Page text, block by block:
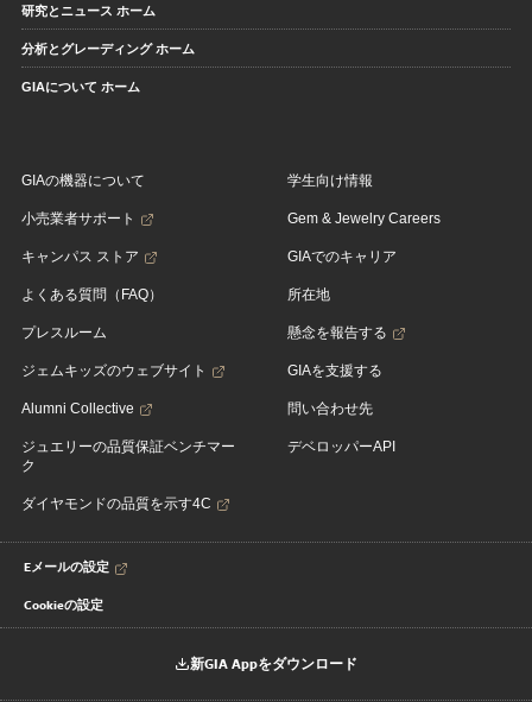
研究とニュース ホーム
分析とグレーディング ホーム
GIAについて ホーム
GIAの機器について
小売業者サポート
キャンパス ストア
よくある質問（FAQ）
プレスルーム
ジェムキッズのウェブサイト
Alumni Collective
ジュエリーの品質保証ベンチマー
ク
ダイヤモンドの品質を示す4C
学生向け情報
Gem & Jewelry Careers
GIAでのキャリア
所在地
懸念を報告する
GIAを支援する
問い合わせ先
デベロッパーAPI
Eメールの設定
Cookieの設定
新GIA Appをダウンロード